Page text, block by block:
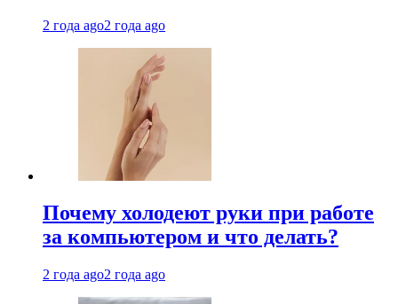
2 года ago2 года ago
Почему холодеют руки при работе
за компьютером и что делать?
2 года ago2 года ago